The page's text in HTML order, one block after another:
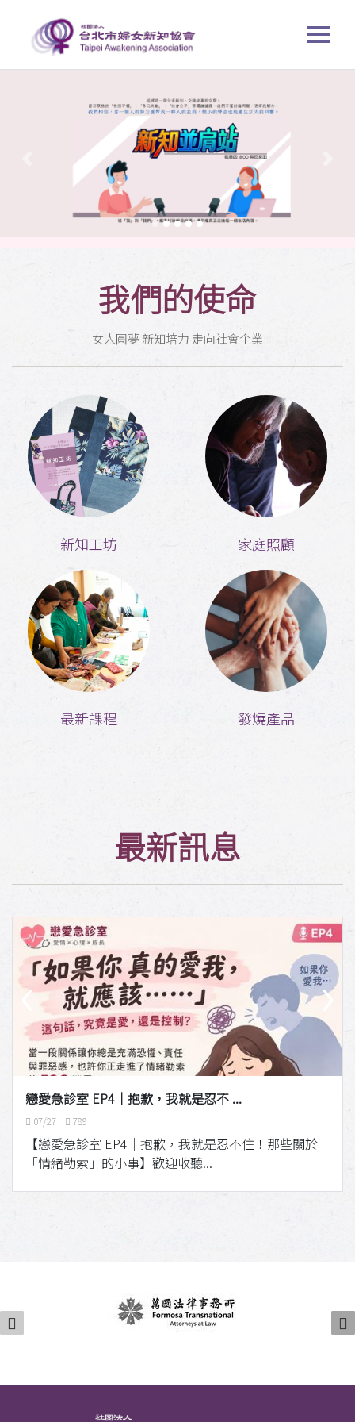
Previous
我們的使命
女人圓夢 新知培力 走向社會企業
新知工坊 家庭照顧
最新課程 發燒產品
最新訊息
戀愛急診室 EP4｜抱歉，我就是忍不 ...
07/27 789
【戀愛急診室 EP4｜抱歉，我就是忍不住！那些關於
「情緒勒索」的小事】歡迎收聽...
‹ ›